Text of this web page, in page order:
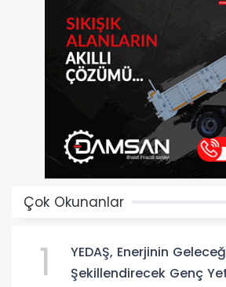
Çok Okunanlar
1
YEDAŞ, Enerjinin
Şekillendirecek Genç